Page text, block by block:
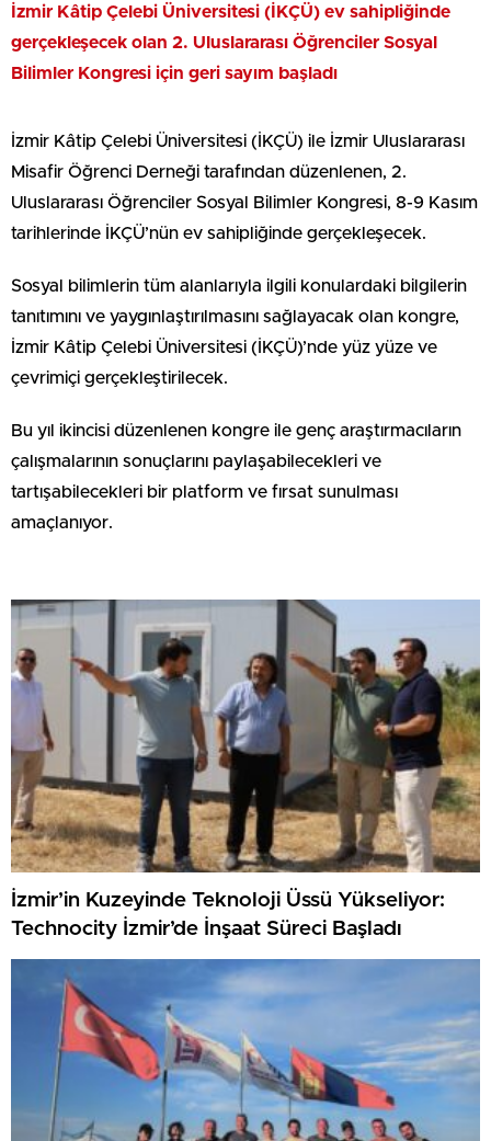
İzmir Kâtip Çelebi Üniversitesi (İKÇÜ) ev sahipliğinde
gerçekleşecek olan 2. Uluslararası Öğrenciler Sosyal
Bilimler Kongresi için geri sayım başladı
İzmir Kâtip Çelebi Üniversitesi (İKÇÜ) ile İzmir Uluslararası
Misafir Öğrenci Derneği tarafından düzenlenen, 2.
Uluslararası Öğrenciler Sosyal Bilimler Kongresi, 8-9 Kasım
tarihlerinde İKÇÜ’nün ev sahipliğinde gerçekleşecek.
Sosyal bilimlerin tüm alanlarıyla ilgili konulardaki bilgilerin
tanıtımını ve yaygınlaştırılmasını sağlayacak olan kongre,
İzmir Kâtip Çelebi Üniversitesi (İKÇÜ)’nde yüz yüze ve
çevrimiçi gerçekleştirilecek.
Bu yıl ikincisi düzenlenen kongre ile genç araştırmacıların
çalışmalarının sonuçlarını paylaşabilecekleri ve
tartışabilecekleri bir platform ve fırsat sunulması
amaçlanıyor.
İzmir’in Kuzeyinde Teknoloji Üssü Yükseliyor:
Technocity İzmir’de İnşaat Süreci Başladı